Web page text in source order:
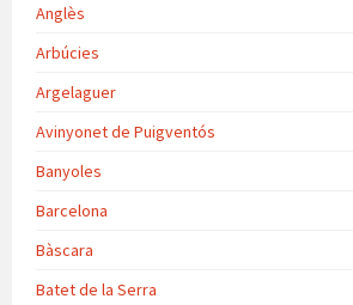
Anglès
Arbúcies
Argelaguer
Avinyonet de Puigventós
Banyoles
Barcelona
Bàscara
Batet de la Serra